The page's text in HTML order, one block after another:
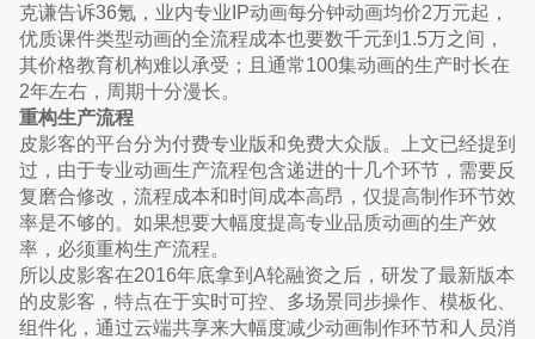
克谦告诉36氪，业内专业IP动画每分钟动画均价2万元起，
优质课件类型动画的全流程成本也要数千元到1.5万之间，
其价格教育机构难以承受；且通常100集动画的生产时长在
2年左右，周期十分漫长。
重构生产流程
皮影客的平台分为付费专业版和免费大众版。上文已经提到
过，由于专业动画生产流程包含递进的十几个环节，需要反
复磨合修改，流程成本和时间成本高昂，仅提高制作环节效
率是不够的。如果想要大幅度提高专业品质动画的生产效
率，必须重构生产流程。
所以皮影客在2016年底拿到A轮融资之后，研发了最新版本
的皮影客，特点在于实时可控、多场景同步操作、模板化、
组件化，通过云端共享来大幅度减少动画制作环节和人员消